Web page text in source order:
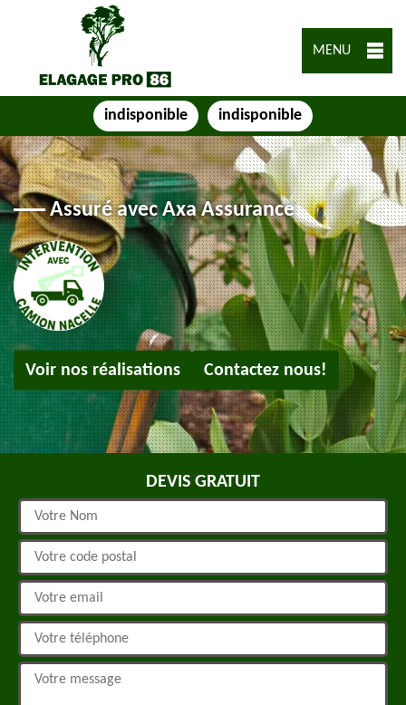
MENU
indisponible indisponible
Assuré avec Axa Assurance
Voir nos réalisations Contactez nous!
DEVIS GRATUIT